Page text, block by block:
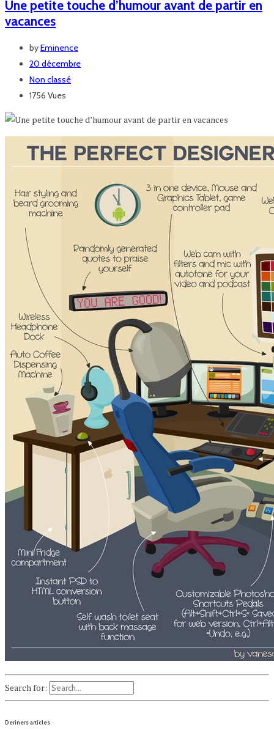
Une petite touche d’humour avant de partir en
vacances
byEminence
20 décembre
Non classé
1756 Vues
Search for:
Deriners articles